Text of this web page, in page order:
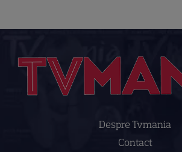
Despre Tvmania
Contact